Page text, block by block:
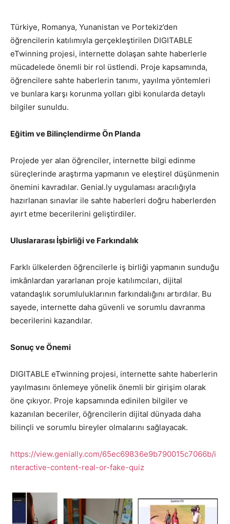
Türkiye, Romanya, Yunanistan ve Portekiz’den
öğrencilerin katılımıyla gerçekleştirilen DIGITABLE
eTwinning projesi, internette dolaşan sahte haberlerle
mücadelede önemli bir rol üstlendi. Proje kapsamında,
öğrencilere sahte haberlerin tanımı, yayılma yöntemleri
ve bunlara karşı korunma yolları gibi konularda detaylı
bilgiler sunuldu.
Eğitim ve Bilinçlendirme Ön Planda
Projede yer alan öğrenciler, internette bilgi edinme
süreçlerinde araştırma yapmanın ve eleştirel düşünmenin
önemini kavradılar. Genial.ly uygulaması aracılığıyla
hazırlanan sınavlar ile sahte haberleri doğru haberlerden
ayırt etme becerilerini geliştirdiler.
Uluslararası İşbirliği ve Farkındalık
Farklı ülkelerden öğrencilerle iş birliği yapmanın sunduğu
imkânlardan yararlanan proje katılımcıları, dijital
vatandaşlık sorumluluklarının farkındalığını artırdılar. Bu
sayede, internette daha güvenli ve sorumlu davranma
becerilerini kazandılar.
Sonuç ve Önemi
DIGITABLE eTwinning projesi, internette sahte haberlerin
yayılmasını önlemeye yönelik önemli bir girişim olarak
öne çıkıyor. Proje kapsamında edinilen bilgiler ve
kazanılan beceriler, öğrencilerin dijital dünyada daha
bilinçli ve sorumlu bireyler olmalarını sağlayacak.
https://view.genially.com/65ec69836e9b790015c7066b/i
nteractive-content-real-or-fake-quiz